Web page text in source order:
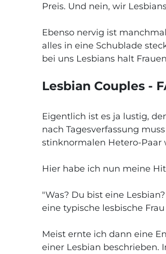
Preis. Und nein, wir
Ebenso nervig ist
alles in eine Schublade
bei uns Lesbians halt
Lesbian Couples -
Eigentlich ist es ja lustig,
nach Tagesverfassung
stinknormalen Hetero-Paar
Hier habe ich nun meine
"Was? Du bist eine
eine typische lesbische
Meist ernte ich dann eine
einer Lesbian beschrieben.